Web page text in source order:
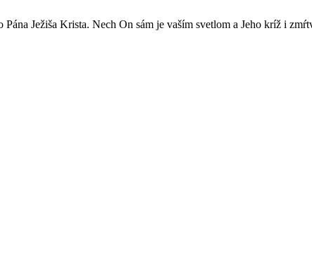
Ježiša Krista. Nech On sám je vaším svetlom a Jeho kríž i